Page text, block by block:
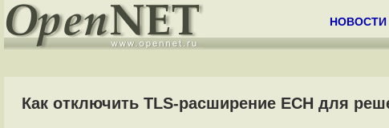
НОВОСТИ
Как отключить TLS-расширение ECH для